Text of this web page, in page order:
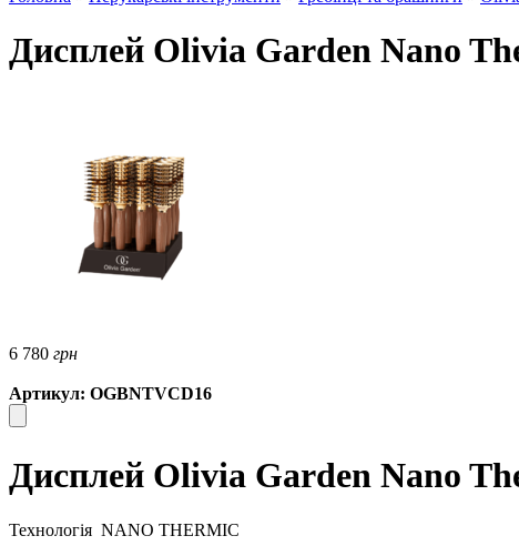
Дисплей Olivia Garden Nano
6 780 грн
Артикул: OGBNTVCD16
Дисплей Olivia Garden Nano
Технологія NANO THERMIC